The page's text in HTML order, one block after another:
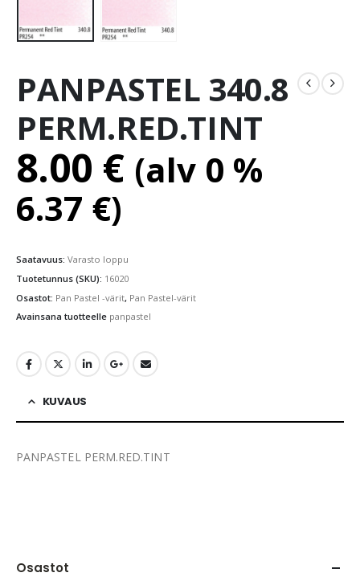
PANPASTEL 340.8
PERM.RED.TINT
8.00 € (alv 0 %
6.37 €)
Saatavuus: Varasto loppu
Tuotetunnus (SKU): 16020
Osastot: Pan Pastel -värit, Pan Pastel-värit
Avainsana tuotteelle panpastel
KUVAUS
PANPASTEL PERM.RED.TINT
Osastot